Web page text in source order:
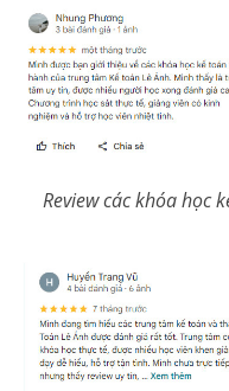
Review các khóa học